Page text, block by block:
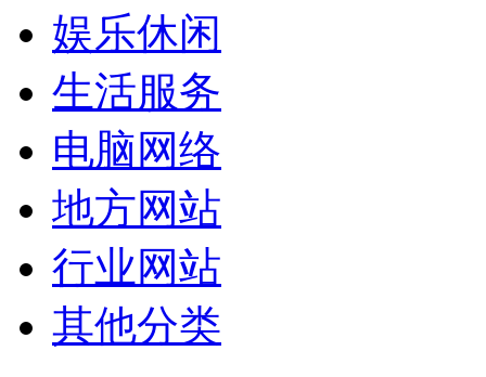
娱乐休闲
生活服务
电脑网络
地方网站
行业网站
其他分类